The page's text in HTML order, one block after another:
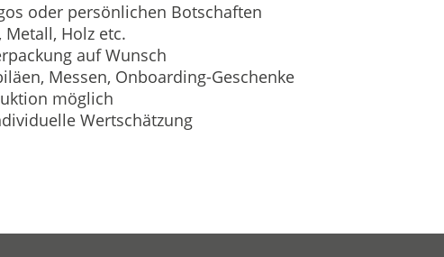
oder persönlichen Botschaften
Holz etc.
auf Wunsch
Messen, Onboarding-Geschenke
möglich
Wertschätzung